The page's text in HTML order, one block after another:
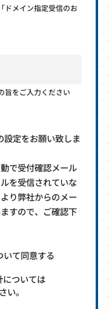
ドメイン指定受信のお
旨をご入力ください
定をお願い致しま
で受付確認メール
を受信されていな
り弊社からのメー
すので、ご確認下
いて同意する
については
い。